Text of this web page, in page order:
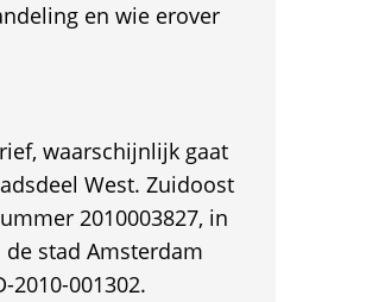
en wie erover
waarschijnlijk gaat
West. Zuidoost
2010003827, in
stad Amsterdam
2010-001302.